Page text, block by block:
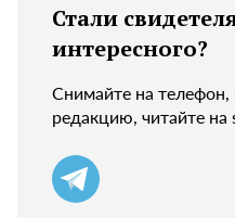
Стали
интересного?
Снимайте на
редакцию, читайте на